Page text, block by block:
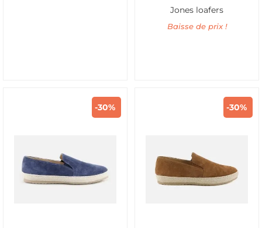
Jones loafers
Baisse de prix !
-30% -30%